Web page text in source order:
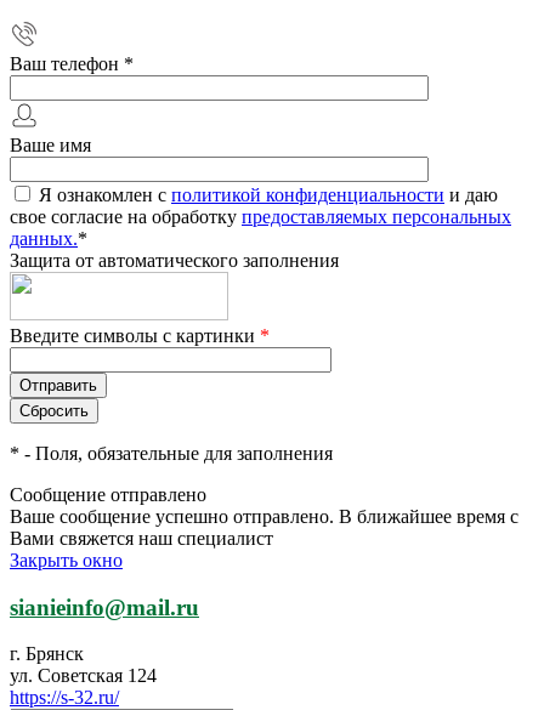
Ваш телефон *
Ваше имя
Я ознакомлен с политикой конфиденциальности и даю
свое согласие на обработку предоставляемых персональных
данных.*
Защита от автоматического заполнения
Введите символы с картинки *
* - Поля, обязательные для заполнения
Сообщение отправлено
Ваше сообщение успешно отправлено. В ближайшее время с
Вами свяжется наш специалист
Закрыть окно
sianieinfo@mail.ru
г. Брянск
ул. Советская 124
https://s-32.ru/